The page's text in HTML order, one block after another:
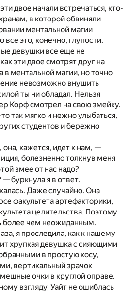
двое начали встречаться, кто-
в которой обвиняли
ментальной магии
это, конечно, глупости.
девушки все еще не
эти двое смотрят друг на
в ментальной магии, но точно
невозможно внушить
ты ни обладал. Нельзя
Корф смотрел на свою змейку.
так мягко и нежно улыбаться,
студентов и бережно
кажется, идет к нам, —
болезненно толкнув меня
змее от нас надо?
буркнула я в ответ.
Даже случайно. Она
факультета артефакторики,
целительства. Поэтому
более чем неожиданным.
я проследила, как к нашему
хрупкая девушка с сияющими
в простую косу,
вертикальный зрачок
очки в круглой оправе.
взгляду, Уайт не ошиблась